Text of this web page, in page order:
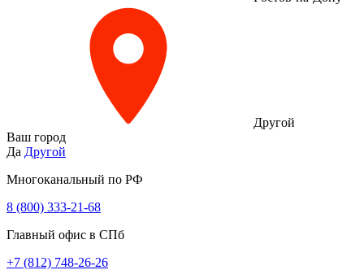
Другой
Ваш город
Да Другой
Многоканальный по РФ
8 (800) 333‑21-68
Главный офис в СПб
+7 (812) 748-26-26